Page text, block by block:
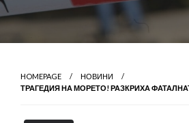
HOMEPAGE
НОВИНИ
ТРАГЕДИЯ НА МОРЕТО! РАЗКРИХА